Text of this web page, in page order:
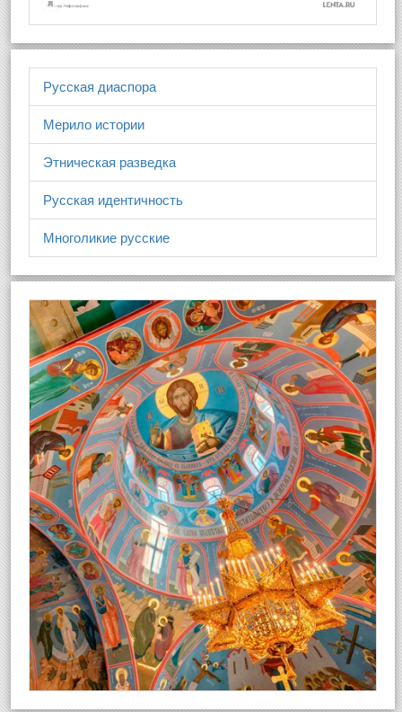
Русская диаспора
Мерило истории
Этническая разведка
Русская идентичность
Многоликие русские